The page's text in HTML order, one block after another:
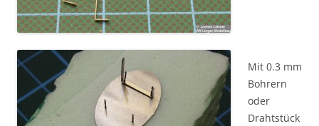
Mit 0.3 mm
Bohrern
oder
Drahtstück